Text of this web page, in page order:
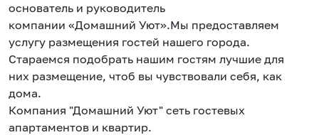
основатель и руководитель
компании «Домашний Уют».Мы предоставляем
услугу размещения гостей нашего города.
Стараемся подобрать нашим гостям лучшие для
них размещение, чтоб вы чувствовали себя, как
дома.
Компания "Домашний Уют" сеть гостевых
апартаментов и квартир.